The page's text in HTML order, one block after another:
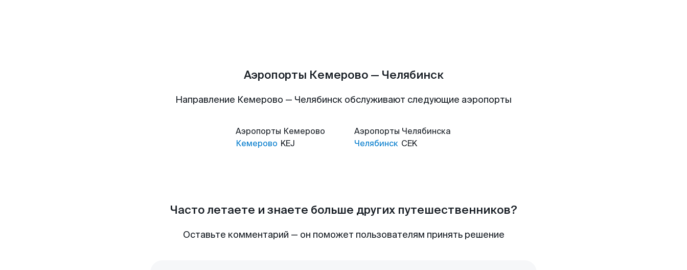
Аэропорты Кемерово — Челябинск
Направление Кемерово — Челябинск обслуживают следующие аэропорты
Аэропорты Кемерово
Кемерово KEJ
Аэропорты Челябинска
Челябинск CEK
Часто летаете и знаете больше других путешественников?
Оставьте комментарий — он поможет пользователям принять решение